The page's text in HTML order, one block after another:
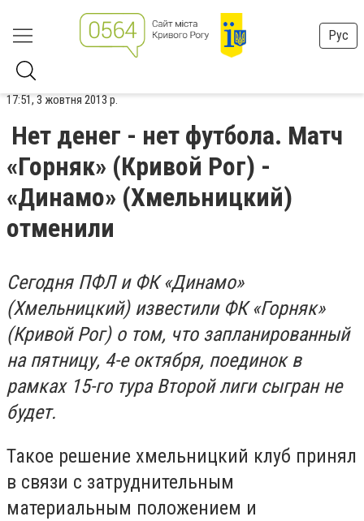
Рус
17:51, 3 жовтня 2013 р.
Нет денег - нет футбола. Матч
«Горняк» (Кривой Рог) -
«Динамо» (Хмельницкий)
отменили
Сегодня ПФЛ и ФК «Динамо»
(Хмельницкий) известили ФК «Горняк»
(Кривой Рог) о том, что запланированный
на пятницу, 4-е октября, поединок в
рамках 15-го тура Второй лиги сыгран не
будет.
Такое решение хмельницкий клуб принял
в связи с затруднительным
материальным положением и